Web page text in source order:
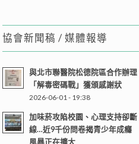
協會新聞稿 / 媒體報導
與北市聯醫院松德院區合作辦理
「解毒密碼戰」獲頒感謝狀
2026-06-01 - 19:38
加味菸攻陷校園、心理支持卻斷
線…近9千份問卷揭青少年成癮
風暴正在擴大